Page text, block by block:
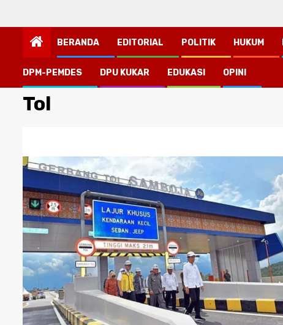
BERANDA EDITORIAL POLITIK HUKUM
DPM-PEMDES DPU KUKAR EDUKASI OPINI
Tol